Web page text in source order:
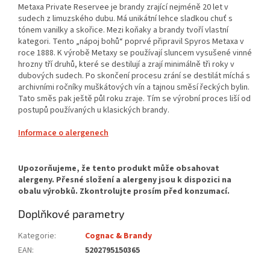
Metaxa Private Reservee je brandy zrající nejméně 20 let v
sudech z limuzského dubu. Má unikátní lehce sladkou chuť s
tónem vanilky a skořice. Mezi koňaky a brandy tvoří vlastní
kategori. Tento „nápoj bohů“ poprvé připravil Spyros Metaxa v
roce 1888. K výrobě Metaxy se používají sluncem vysušené vinné
hrozny tří druhů, které se destilují a zrají minimálně tři roky v
dubových sudech. Po skončení procesu zrání se destilát míchá s
archivními ročníky muškátových vín a tajnou směsí řeckých bylin.
Tato směs pak ještě půl roku zraje. Tím se výrobní proces liší od
postupů používaných u klasických brandy.
Informace o alergenech
Doplňkové parametry
Kategorie:
Cognac & Brandy
EAN:
5202795150365